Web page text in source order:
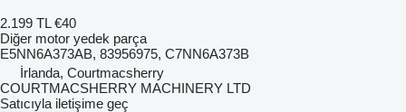
2.199 TL €40
Diğer motor yedek parça
E5NN6A373AB, 83956975, C7NN6A373B
İrlanda, Courtmacsherry
COURTMACSHERRY MACHINERY LTD
Satıcıyla iletişime geç